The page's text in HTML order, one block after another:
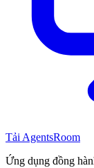
Tải AgentsRoom
Ứng dụng đồng